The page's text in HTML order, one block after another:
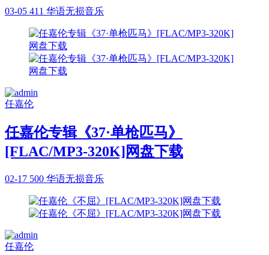
03-05 411 华语无损音乐
任嘉伦
任嘉伦专辑《37·单枪匹马》
[FLAC/MP3-320K]网盘下载
02-17 500 华语无损音乐
任嘉伦